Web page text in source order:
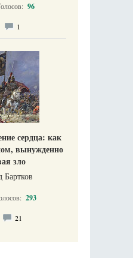
96
1
сердца: как
вынужденно
зло
293
21